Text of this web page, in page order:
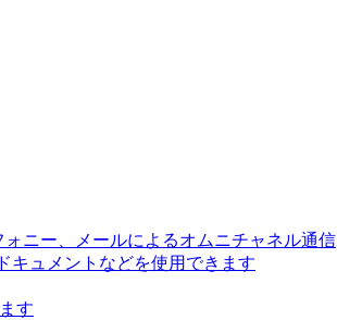
ォニー、メールによるオムニチャネル通信
キュメントなどを使用できます
す